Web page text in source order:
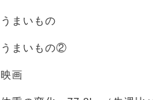
うまいもの
うまいもの②
映画